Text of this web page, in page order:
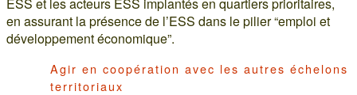
en assurant la présence de l’ESS dans le pilier “emploi et
développement économique”.
Agir en coopération avec les autres échelons
territoriaux